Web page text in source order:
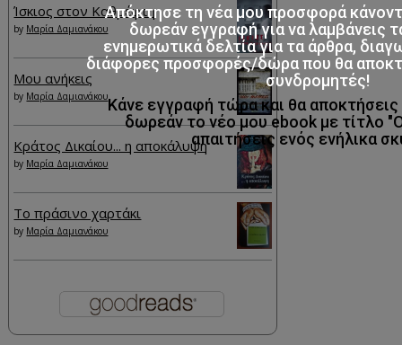
Ίσκιος στον Καθρέφτη
by Μαρία Δαμιανάκου
Μου ανήκεις
by Μαρία Δαμιανάκου
Κράτος Δικαίου... η αποκάλυψη
by Μαρία Δαμιανάκου
Το πράσινο χαρτάκι
by Μαρία Δαμιανάκου
Απόκτησε τη νέα μου προσφορά
δωρεάν εγγραφή για να λαμβάνεις
ενημερωτικά δελτία για τα άρθρα,
διάφορες προσφορές/δώρα που θα
συνδρομητές!
Κάνε εγγραφή τώρα και θα
δωρεάν το νέο μου ebook με τίτλο
απαιτήσεις ενός ενήλικα